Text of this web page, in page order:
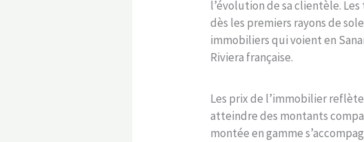
l’évolution de sa clientèle.
dès les premiers rayons de
immobiliers qui voient en
Riviera française.
Les prix de l’immobilier
atteindre des montants
montée en gamme